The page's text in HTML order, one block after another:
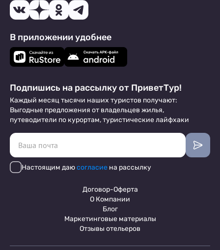
В приложении удобнее
Подпишись на рассылку от ПриветТур!
Каждый месяц тысячи наших туристов получают:
Выгодные предложения от владельцев жилья,
путеводители по курортам, туристические лайфхаки
Настоящим даюсогласие на рассылку
Договор-Оферта
О Компании
Блог
Маркетинговые материалы
Отзывы отельеров